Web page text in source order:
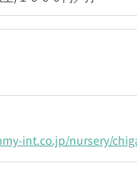
int.co.jp/nursery/